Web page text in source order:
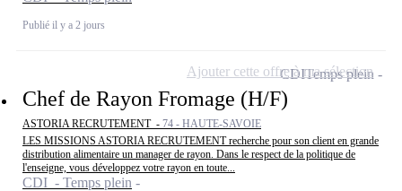
Publié il y a 2 jours
Chef de Rayon Fromage (H/F)
ASTORIA RECRUTEMENT - 74 - HAUTE-SAVOIE
LES MISSIONS ASTORIA RECRUTEMENT recherche pour son client en grande
distribution alimentaire un manager de rayon. Dans le respect de la politique de
l'enseigne, vous développez votre rayon en toute...
CDI - Temps plein
CDITemps plein
Ajouter cette offre à ma sélection